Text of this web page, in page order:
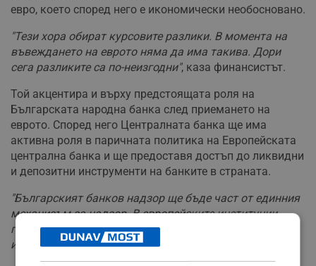
евро, което според него е икономически необосновано.
"Тези хора обират курсовите разлики. В момента на
въвеждането на еврото няма да има такива. Дори
сега разликите са по-неизгодни", каза финансистът.
Той акцентира и върху предстоящата роля на
Българската народна банка след приемането на
еврото. Според него Централната банка ще има
активна роля в паричната политика на Европейската
централна банка и ще предоставя достъп до ликвидни
и депозитни инструменти на банките в страната.
"Българският банков надзор ще бъде част от единния
механизъм за надзор. В европейските институции
гласът се чува на тези, които са най-подготвени – и
има начини да бъдем чути", изтъкна още Петров.